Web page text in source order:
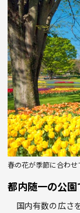
春の花が季節に合わ
都内随一の公
国内有数の広さ